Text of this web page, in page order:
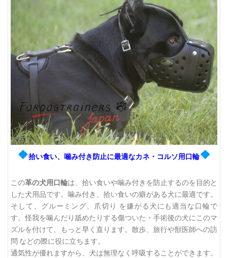
❖拾い食い、噛み付き防止に最適なカネ・コルソ用口輪❖
この革の犬用口輪は、拾い食いや噛み付きを防止するのを目的と
した犬用品です。噛み付き、拾い食いの癖がある犬に最適です。
そして、グルーミング、爪切り を嫌がる犬にも適当な口輪で
す。怪我を噛んだり舐めたりする傷ついた・手術後の犬にこのマ
ズルを付けて、もっと早く直ります。散歩、旅行や獣医師への訪
問 などの際に役に立ちます。
通気性が優れますから、犬は無理なく呼吸することができます。